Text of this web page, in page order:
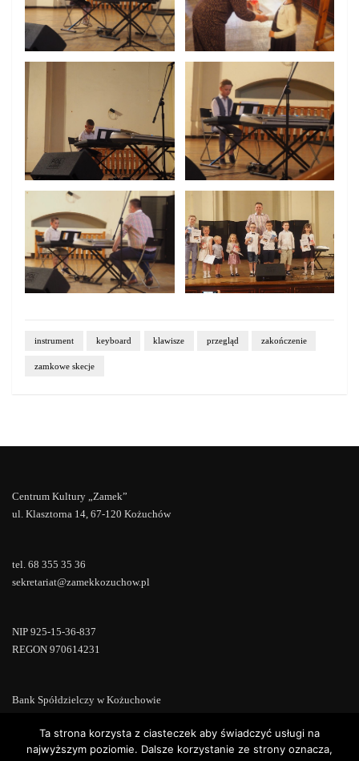
instrument keyboard klawisze przegląd zakończenie
zamkowe skecje
Centrum Kultury „Zamek”
ul. Klasztorna 14, 67-120 Kożuchów
tel. 68 355 35 36
sekretariat@zamekkozuchow.pl
NIP 925-15-36-837
REGON 970614231
Bank Spółdzielczy w Kożuchowie
Ta strona korzysta z ciasteczek aby świadczyć usługi na
najwyższym poziomie. Dalsze korzystanie ze strony oznacza,